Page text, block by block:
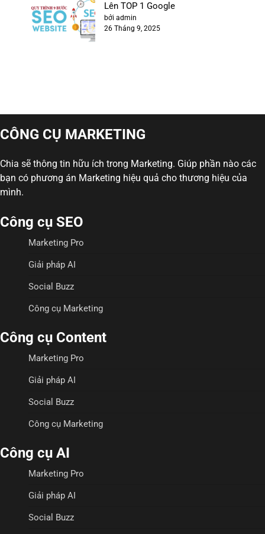
Lên TOP 1 Google
bởi admin
26 Tháng 9, 2025
CÔNG CỤ MARKETING
Chia sẽ thông tin hữu ích trong Marketing. Giúp phần nào các
bạn có phương án Marketing hiệu quả cho thương hiệu của
mình.
Công cụ SEO
Marketing Pro
Giải pháp AI
Social Buzz
Công cụ Marketing
Công cụ Content
Marketing Pro
Giải pháp AI
Social Buzz
Công cụ Marketing
Công cụ AI
Marketing Pro
Giải pháp AI
Social Buzz